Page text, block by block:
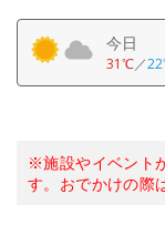
今日
31℃／
※施設やイベント
す。おでかけの際